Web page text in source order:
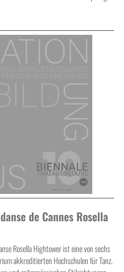
de Cannes Rosella
Rosella Hightower ist eine von sechs
akkreditierten Hochschulen für Tanz.